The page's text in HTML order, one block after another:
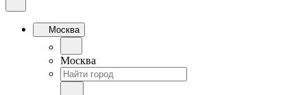
Москва
Москва